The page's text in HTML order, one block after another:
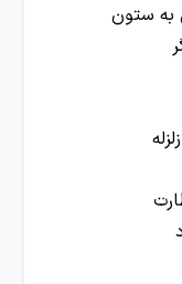
به ستون